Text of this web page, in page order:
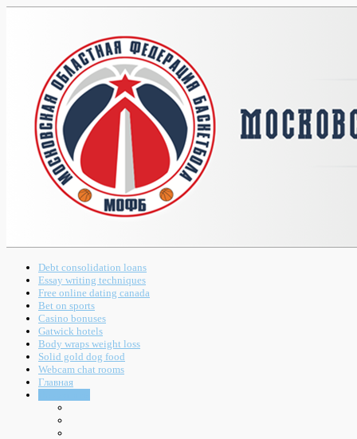
Debt consolidation loans
Essay writing techniques
Free online dating canada
Bet on sports
Casino bonuses
Gatwick hotels
Body wraps weight loss
Solid gold dog food
Webcam chat rooms
Главная